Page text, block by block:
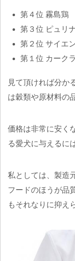
第４位 霧島鶏
第３位 ピュリ
第２位 サイエ
第１位 カーク
見て頂ければ分か
は穀類や原材料の
価格は非常に安く
る愛犬に与えるに
私としては、製造
フードのほうが品
もそれなりに抑え